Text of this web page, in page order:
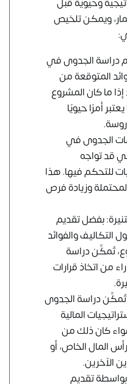
وحيوية قبل
ويمكن تلخيص
دراسة الجدوى في
المتوقعة من
ما كان المشروع
أمرًا حيويًا
الجدوى في
قد تواجه
للتحكم فيها. هذا
وزيادة فرص
بفضل تقديم
والفوائد
تُمكِّن دراسة
من اتخاذ قرارات
تُمكِّن دراسة الجدوى
المالية
كان ذلك من
المال الخاص، أو
الآخرين.
تقديم